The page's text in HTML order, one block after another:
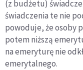
(z budżetu)
świadczenia te nie
powoduje, że osoby
potem niższą
na emeryturę nie
emerytalnego.